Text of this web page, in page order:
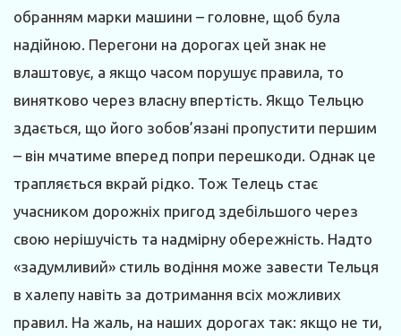
обранням марки машини – головне, щоб була
надійною. Перегони на дорогах цей знак не
влаштовує, а якщо часом порушує правила, то
винятково через власну впертість. Якщо Тельцю
здається, що його зобов’язані пропустити першим
– він мчатиме вперед попри перешкоди. Однак це
трапляється вкрай рідко. Тож Телець стає
учасником дорожніх пригод здебільшого через
свою нерішучість та надмірну обережність. Надто
«задумливий» стиль водіння може завести Тельця
в халепу навіть за дотримання всіх можливих
правил. На жаль, на наших дорогах так: якщо не ти,